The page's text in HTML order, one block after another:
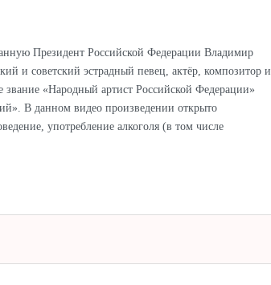
Президент Российской Федерации Владимир
и советский эстрадный певец, актёр, композитор и
«Народный артист Российской Федерации»
В данном видео произведении открыто
употребление алкоголя (в том числе